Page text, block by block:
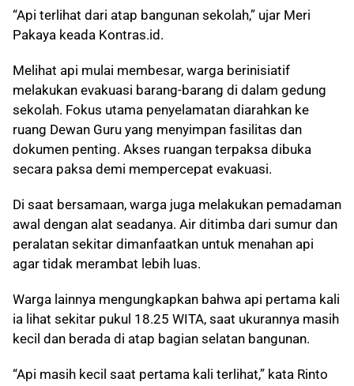
“Api terlihat dari atap bangunan sekolah,” ujar Meri
Pakaya keada Kontras.id.
Melihat api mulai membesar, warga berinisiatif
melakukan evakuasi barang-barang di dalam gedung
sekolah. Fokus utama penyelamatan diarahkan ke
ruang Dewan Guru yang menyimpan fasilitas dan
dokumen penting. Akses ruangan terpaksa dibuka
secara paksa demi mempercepat evakuasi.
Di saat bersamaan, warga juga melakukan pemadaman
awal dengan alat seadanya. Air ditimba dari sumur dan
peralatan sekitar dimanfaatkan untuk menahan api
agar tidak merambat lebih luas.
Warga lainnya mengungkapkan bahwa api pertama kali
ia lihat sekitar pukul 18.25 WITA, saat ukurannya masih
kecil dan berada di atap bagian selatan bangunan.
“Api masih kecil saat pertama kali terlihat,” kata Rinto